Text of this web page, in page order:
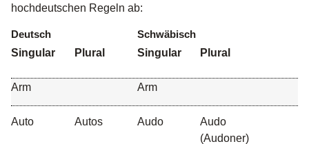
hochdeutschen Regeln ab:
Deutsch Schwäbisch
Singular Plural Singular Plural
Arm Arm
Auto Autos Audo
Audo
(Audoner)